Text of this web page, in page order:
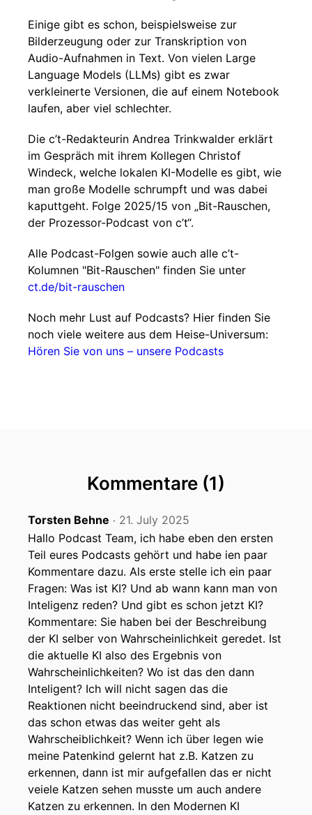
Einige gibt es schon, beispielsweise zur
Bilderzeugung oder zur Transkription von
Audio-Aufnahmen in Text. Von vielen Large
Language Models (LLMs) gibt es zwar
verkleinerte Versionen, die auf einem Notebook
laufen, aber viel schlechter.
Die c’t-Redakteurin Andrea Trinkwalder erklärt
im Gespräch mit ihrem Kollegen Christof
Windeck, welche lokalen KI-Modelle es gibt, wie
man große Modelle schrumpft und was dabei
kaputtgeht. Folge 2025/15 von „Bit-Rauschen,
der Prozessor-Podcast von c’t“.
Alle Podcast-Folgen sowie auch alle c’t-
Kolumnen "Bit-Rauschen" finden Sie unter
ct.de/bit-rauschen
Noch mehr Lust auf Podcasts? Hier finden Sie
noch viele weitere aus dem Heise-Universum:
Hören Sie von uns – unsere Podcasts
Kommentare (1)
Torsten Behne ‧ 21. July 2025
Hallo Podcast Team, ich habe eben den ersten
Teil eures Podcasts gehört und habe ien paar
Kommentare dazu. Als erste stelle ich ein paar
Fragen: Was ist KI? Und ab wann kann man von
Inteligenz reden? Und gibt es schon jetzt KI?
Kommentare: Sie haben bei der Beschreibung
der KI selber von Wahrscheinlichkeit geredet. Ist
die aktuelle KI also des Ergebnis von
Wahrscheinlichkeiten? Wo ist das den dann
Inteligent? Ich will nicht sagen das die
Reaktionen nicht beeindruckend sind, aber ist
das schon etwas das weiter geht als
Wahrscheiblichkeit? Wenn ich über legen wie
meine Patenkind gelernt hat z.B. Katzen zu
erkennen, dann ist mir aufgefallen das er nicht
veiele Katzen sehen musste um auch andere
Katzen zu erkennen. In den Modernen KI